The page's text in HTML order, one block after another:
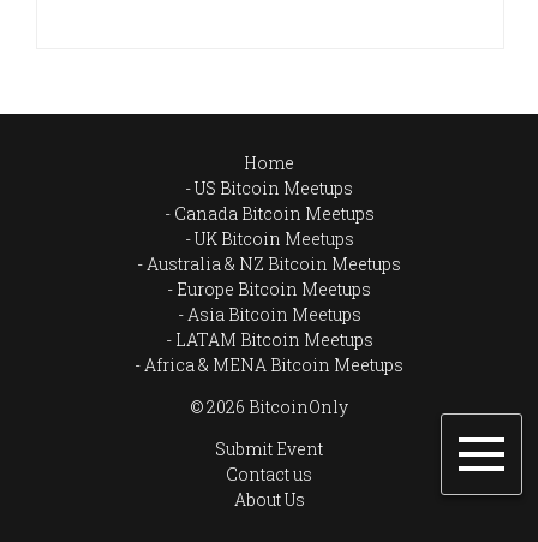
Home
US Bitcoin Meetups
Canada Bitcoin Meetups
UK Bitcoin Meetups
Australia & NZ Bitcoin Meetups
Europe Bitcoin Meetups
Asia Bitcoin Meetups
LATAM Bitcoin Meetups
Africa & MENA Bitcoin Meetups
© 2026 BitcoinOnly
Submit Event
Contact us
About Us